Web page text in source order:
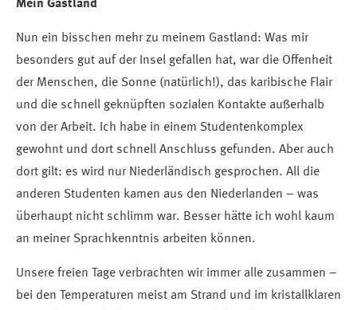
Mein Gastland
Nun ein bisschen mehr zu meinem Gastland: Was mir
besonders gut auf der Insel gefallen hat, war die Offenheit
der Menschen, die Sonne (natürlich!), das karibische Flair
und die schnell geknüpften sozialen Kontakte außerhalb
von der Arbeit. Ich habe in einem Studentenkomplex
gewohnt und dort schnell Anschluss gefunden. Aber auch
dort gilt: es wird nur Niederländisch gesprochen. All die
anderen Studenten kamen aus den Niederlanden – was
überhaupt nicht schlimm war. Besser hätte ich wohl kaum
an meiner Sprachkenntnis arbeiten können.
Unsere freien Tage verbrachten wir immer alle zusammen –
bei den Temperaturen meist am Strand und im kristallklaren